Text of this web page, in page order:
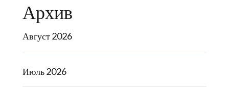
Архив
Август 2026
Июль 2026